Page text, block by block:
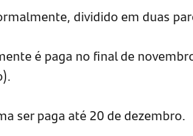
dividido em duas
é paga no final de
ser paga até 20 de dezembro.